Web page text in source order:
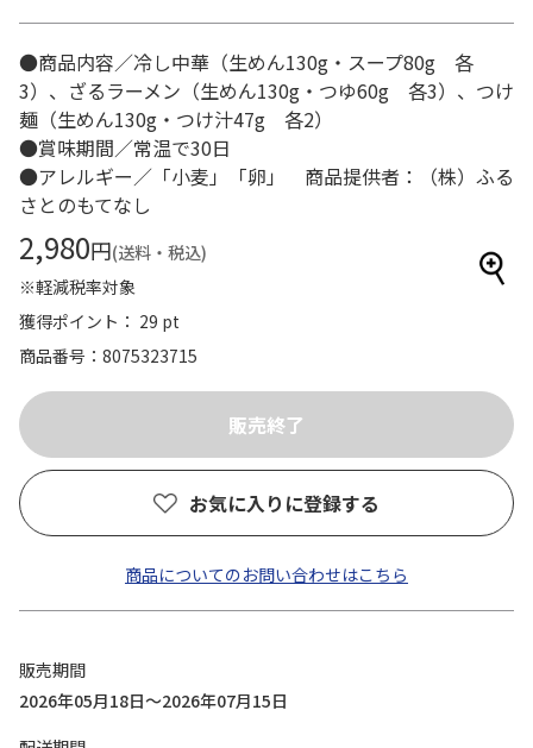
●商品内容／冷し中華（生めん130g・スープ80g 各
3）、ざるラーメン（生めん130g・つゆ60g 各3）、つけ
麺（生めん130g・つけ汁47g 各2）
●賞味期間／常温で30日
●アレルギー／「小麦」「卵」 商品提供者：（株）ふる
さとのもてなし
2,980円(送料・税込)
※軽減税率対象
獲得ポイント： 29 pt
商品番号
8075323715
お気に入りに登録する
商品についてのお問い合わせはこちら
販売期間
2026年05月18日～2026年07月15日